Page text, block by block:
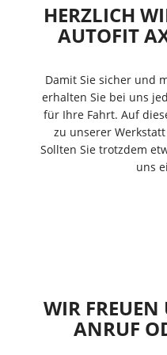
HERZLICH
AUTOFIT
Damit Sie sicher und
erhalten Sie bei uns
für Ihre Fahrt. Auf
zu unserer
Sollten Sie trotzdem
uns
WIR
ANRUF